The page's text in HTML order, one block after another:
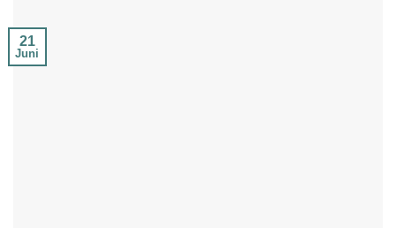
21
Juni